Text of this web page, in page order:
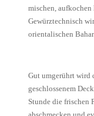
mischen, aufkochen
Gewürztechnisch
orientalischen
Gut umgerührt wird
geschlossenem
Stunde die frischen